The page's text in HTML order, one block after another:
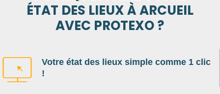
ÉTAT DES LIEUX À ARCUEIL
AVEC PROTEXO ?
Votre état des lieux simple comme 1 clic
!